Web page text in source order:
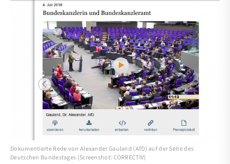
Dokumentierte Rede von Alexander Gauland (AfD) auf der Seite des
Deutschen Bundestages (Screenshot: CORRECTIV)